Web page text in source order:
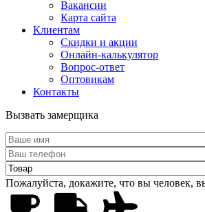
Вакансии
Карта сайта
Клиентам
Скидки и акции
Онлайн-калькулятор
Вопрос-ответ
Оптовикам
Контакты
Вызвать замерщика
Пожалуйста, докажите, что вы человек,